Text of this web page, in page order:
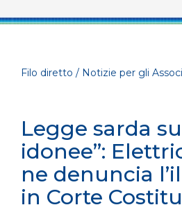
Filo diretto / Notizie per gli
Legge sarda
idonee”:
ne denuncia
in Corte